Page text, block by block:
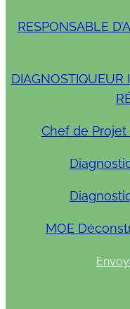
RESPONSABLE
Chef de Projet
MOE